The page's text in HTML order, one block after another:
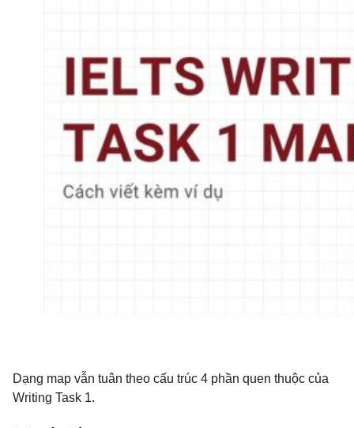
Dạng map vẫn tuân theo cấu trúc 4 phần quen thuộc của
Writing Task 1.